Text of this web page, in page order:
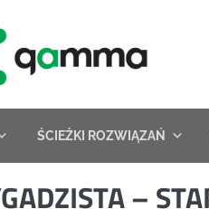
ŚCIEŻKI ROZWIĄZAŃ
–